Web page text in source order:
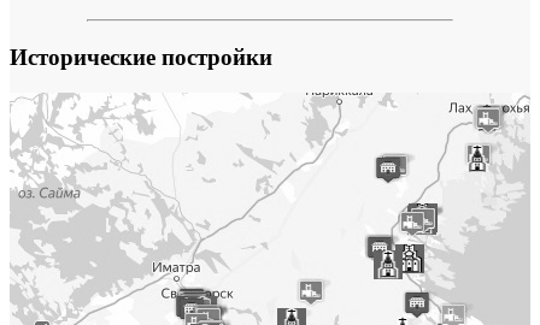
Исторические постройки